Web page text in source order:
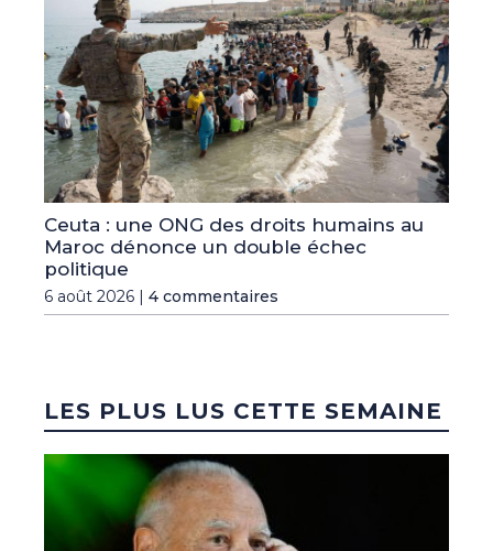
Ceuta : une ONG des droits humains au
Maroc dénonce un double échec
politique
6 août 2026 | 4 commentaires
LES PLUS LUS CETTE SEMAINE